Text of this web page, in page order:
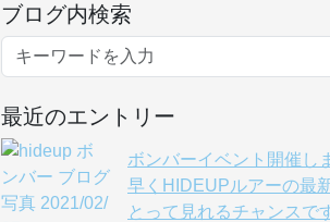
ブログ内検索
最近のエントリー
ボンバーイベント開催し
早くHIDEUPルアーの最
とって見れるチャンスで